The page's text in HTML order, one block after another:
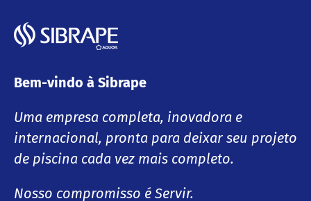
Bem-vindo à Sibrape
Uma empresa completa, inovadora e
internacional, pronta para deixar seu projeto
de piscina cada vez mais completo.
Nosso compromisso é Servir.